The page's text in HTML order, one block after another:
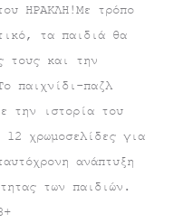
ΗΡΑΚΛΗ!Με τρόπο
τα παιδιά θα
τους και την
παιχνίδι-παζλ
την ιστορία του
χρωμοσελίδες για
ανάπτυξη
των παιδιών.